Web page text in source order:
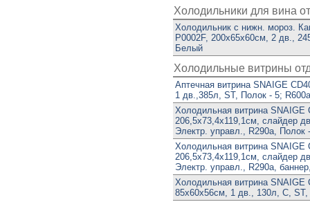
Холодильники для вина
Холодильник с нижн. мороз.
P0002F, 200х65х60см, 2 дв.,
Белый
Холодильные витрины
Аптечная витрина SNAIGE
1 дв.,385л, ST, Полок - 5;
Холодильная витрина SNAIGE
206,5х73,4х119,1см, слайдер
Электр. управл., R290a,
Холодильная витрина SNAIGE
206,5х73,4х119,1см, слайдер
Электр. управл., R290a,
Холодильная витрина SNAIGE
85х60х56см, 1 дв., 130л, C,